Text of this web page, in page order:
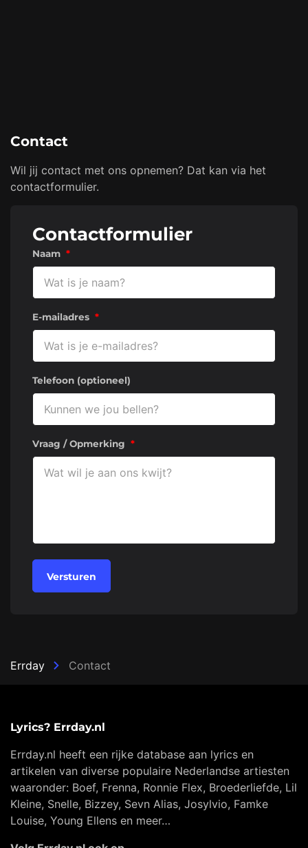
Contact
Wil jij contact met ons opnemen? Dat kan via het
contactformulier.
Contactformulier
Naam *
E-mailadres *
Telefoon (optioneel)
Vraag / Opmerking *
Versturen
Errday Contact
Lyrics? Errday.nl
Errday.nl heeft een rijke database aan lyrics en
artikelen van diverse populaire Nederlandse artiesten
waaronder: Boef, Frenna, Ronnie Flex, Broederliefde, Lil
Kleine, Snelle, Bizzey, Sevn Alias, Josylvio, Famke
Louise, Young Ellens en meer…